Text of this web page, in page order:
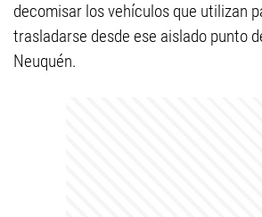
decomisar los vehículos que utilizan
trasladarse desde ese aislado punto
Neuquén.